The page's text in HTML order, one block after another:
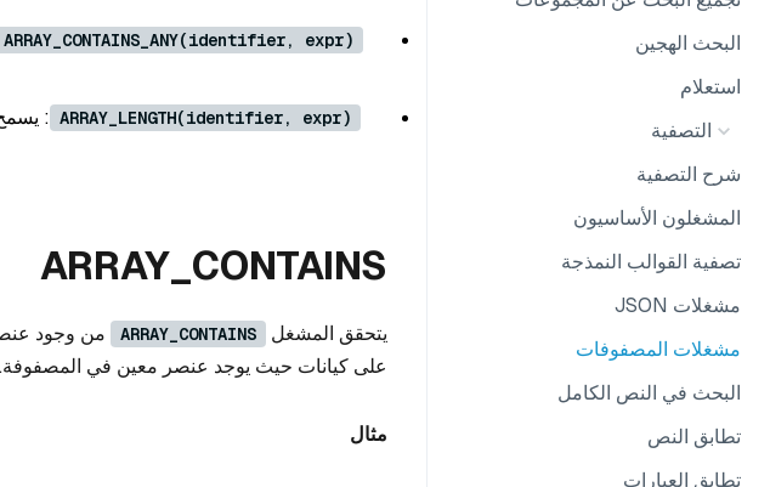
البحث الهجين
استعلام
التصفية
شرح التصفية
المشغلون الأساسيون
تصفية القوالب النمذجة
مشغلات JSON
مشغلات المصفوفات
البحث في النص الكامل
تطابق النص
تطابق العبارات
ARRAY_CONTAINS_ANY(identifier, expr)
ARRAY_LENGTH(identifier, expr)
:
ARRAY_CONTAINS
يتحقق المشغل ARRAY_CONTAINS
من وجود
على كيانات حيث يوجد عنصر معين في المصفوفة.
مثال